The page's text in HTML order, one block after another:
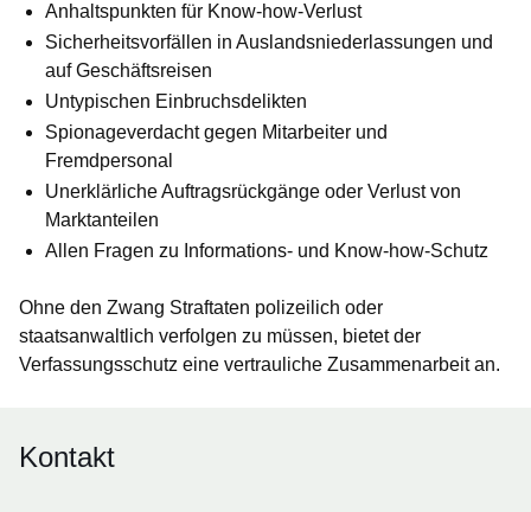
Anhaltspunkten für Know-how-Verlust
Sicherheitsvorfällen in Auslandsniederlassungen und
auf Geschäftsreisen
Untypischen Einbruchsdelikten
Spionageverdacht gegen Mitarbeiter und
Fremdpersonal
Unerklärliche Auftragsrückgänge oder Verlust von
Marktanteilen
Allen Fragen zu Informations- und Know-how-Schutz
Ohne den Zwang Straftaten polizeilich oder
staatsanwaltlich verfolgen zu müssen, bietet der
Verfassungsschutz eine vertrauliche Zusammenarbeit an.
Kontakt